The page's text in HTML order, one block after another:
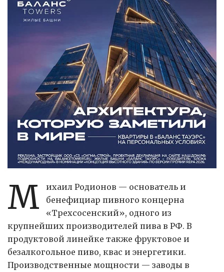
М
ихаил Родионов — основатель и
бенефициар пивного концерна
«Трехсосенский», одного из
крупнейших производителей пива в РФ. В
продуктовой линейке также фруктовое и
безалкогольное пиво, квас и энергетики.
Производственные мощности — заводы в